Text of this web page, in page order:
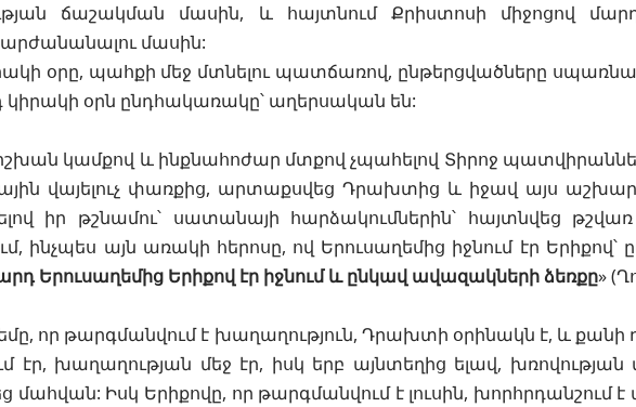
ճաշակման մասին, և հայտնում Քրիստոսի միջոցով
մասին:
օրը, պահքի մեջ մտնելու պատճառով, ընթերցվածները
օրն ընդհակառակը՝ աղերսական են:
կամքով և ինքնահոժար մտքով չպահելով Տիրոջ
վայելուչ փառքից, արտաքսվեց Դրախտից և իջավ այս
իր թշնամու՝ սատանայի հարձակումներին՝ հայտնվեց
ինչպես այն առակի հերոսը, ով Երուսաղեմից իջնում էր Երիքով՝
Երուսաղեմից Երիքով էր իջնում և ընկավ ավազակների ձեռքը» (
որ թարգմանվում է խաղաղություն, Դրախտի օրինակն է, և քանի
խաղաղության մեջ էր, իսկ երբ այնտեղից ելավ, խռովության
Իսկ Երիքովը, որ թարգմանվում է լուսին, խորհրդանշում է